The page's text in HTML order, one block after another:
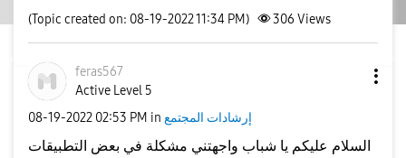
(Topic created on: 08-19-2022 11:34 PM) 306 Views
feras567
Active Level 5
‎08-19-2022 02:53 PM in إرشادات المجتمع
السلام عليكم يا شباب واجهتني مشكلة في بعض التطبيقات